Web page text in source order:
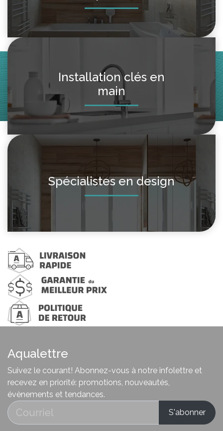
Installation clés en
main
Spécialistes en design
Aqualettre
Suivez le courant! Abonnez-vous à notre infolettre et
recevez en priorité: promotions, nouveautés,
évènements et tendances.